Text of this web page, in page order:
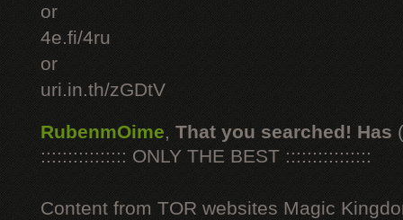
or
4e.fi/4ru
or
uri.in.th/zGDtV
RubenmOime, That you searched! Has
:::::::::::::::: ONLY THE BEST ::::::::::::::::
Content from TOR websites Magic